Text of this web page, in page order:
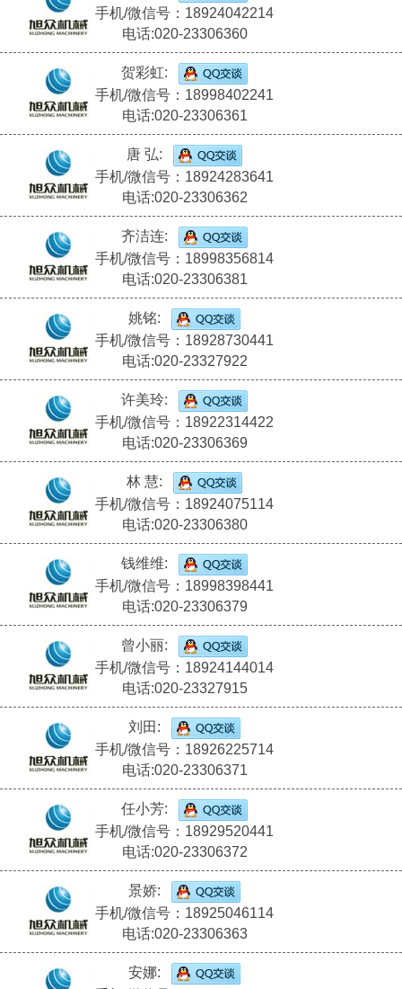
手机/微信号：18924042214
电话:020-23306360
贺彩虹:
手机/微信号：18998402241
电话:020-23306361
唐 弘:
手机/微信号：18924283641
电话:020-23306362
齐洁连:
手机/微信号：18998356814
电话:020-23306381
姚铭:
手机/微信号：18928730441
电话:020-23327922
许美玲:
手机/微信号：18922314422
电话:020-23306369
林 慧:
手机/微信号：18924075114
电话:020-23306380
钱维维:
手机/微信号：18998398441
电话:020-23306379
曾小丽:
手机/微信号：18924144014
电话:020-23327915
刘田:
手机/微信号：18926225714
电话:020-23306371
任小芳:
手机/微信号：18929520441
电话:020-23306372
景娇:
手机/微信号：18925046114
电话:020-23306363
安娜: